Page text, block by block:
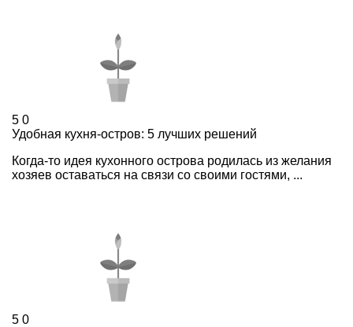
5 0
Удобная кухня-остров: 5 лучших решений
Когда-то идея кухонного острова родилась из желания
хозяев оставаться на связи со своими гостями, ...
5 0